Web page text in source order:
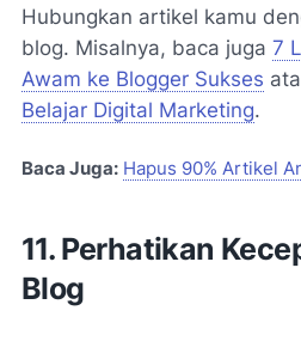
Hubungkan artikel kamu
blog. Misalnya, baca juga 7
Awam ke Blogger Sukses
Belajar Digital Marketing.
Baca Juga: Hapus 90% Artikel
11. Perhatikan
Blog